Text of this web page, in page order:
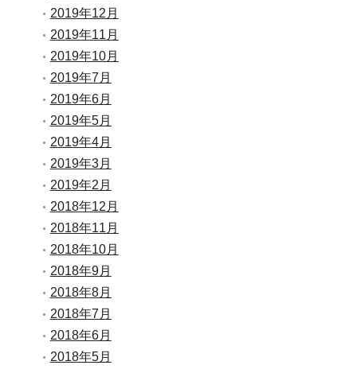
2019年12月
2019年11月
2019年10月
2019年7月
2019年6月
2019年5月
2019年4月
2019年3月
2019年2月
2018年12月
2018年11月
2018年10月
2018年9月
2018年8月
2018年7月
2018年6月
2018年5月